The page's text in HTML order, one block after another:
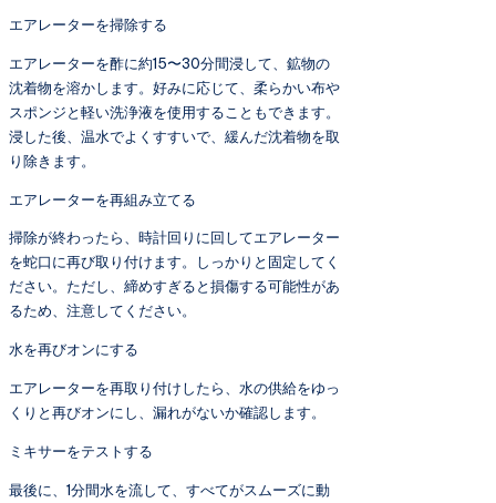
エアレーターを掃除する
エアレーターを酢に約15〜30分間浸して、鉱物の
沈着物を溶かします。好みに応じて、柔らかい布や
スポンジと軽い洗浄液を使用することもできます。
浸した後、温水でよくすすいで、緩んだ沈着物を取
り除きます。
エアレーターを再組み立てる
掃除が終わったら、時計回りに回してエアレーター
を蛇口に再び取り付けます。しっかりと固定してく
ださい。ただし、締めすぎると損傷する可能性があ
るため、注意してください。
水を再びオンにする
エアレーターを再取り付けしたら、水の供給をゆっ
くりと再びオンにし、漏れがないか確認します。
ミキサーをテストする
最後に、1分間水を流して、すべてがスムーズに動